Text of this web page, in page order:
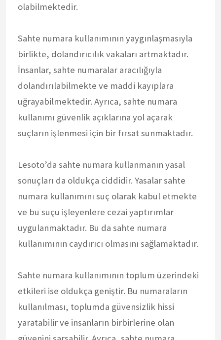
olabilmektedir.
Sahte numara kullanımının yaygınlaşmasıyla
birlikte, dolandırıcılık vakaları artmaktadır.
İnsanlar, sahte numaralar aracılığıyla
dolandırılabilmekte ve maddi kayıplara
uğrayabilmektedir. Ayrıca, sahte numara
kullanımı güvenlik açıklarına yol açarak
suçların işlenmesi için bir fırsat sunmaktadır.
Lesoto’da sahte numara kullanmanın yasal
sonuçları da oldukça ciddidir. Yasalar sahte
numara kullanımını suç olarak kabul etmekte
ve bu suçu işleyenlere cezai yaptırımlar
uygulanmaktadır. Bu da sahte numara
kullanımının caydırıcı olmasını sağlamaktadır.
Sahte numara kullanımının toplum üzerindeki
etkileri ise oldukça geniştir. Bu numaraların
kullanılması, toplumda güvensizlik hissi
yaratabilir ve insanların birbirlerine olan